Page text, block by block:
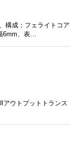
構成：フェライトコア
6mm、表…
アウトプットトランス